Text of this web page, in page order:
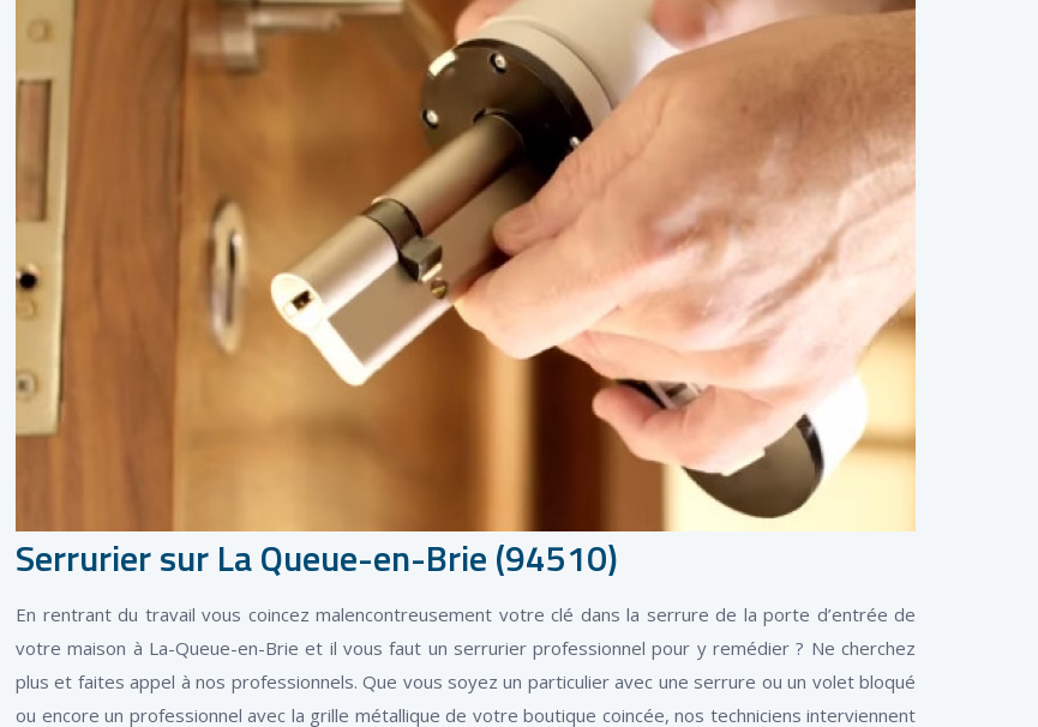
Serrurier sur La Queue-en-Brie (94510)
En rentrant du travail vous coincez malencontreusement votre clé dans la serrure de la porte d’entrée de
votre maison à La-Queue-en-Brie et il vous faut un serrurier professionnel pour y remédier ? Ne cherchez
plus et faites appel à nos professionnels. Que vous soyez un particulier avec une serrure ou un volet bloqué
ou encore un professionnel avec la grille métallique de votre boutique coincée, nos techniciens interviennent